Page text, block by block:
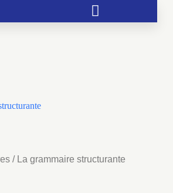
/ La grammaire structurante